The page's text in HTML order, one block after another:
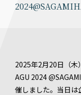
2025年2月20日（
AGU 2024
催しました。当日は